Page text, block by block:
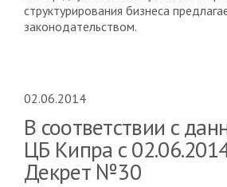
структурирования бизнеса
законодательством.
02.06.2014
В соответствии с
ЦБ Кипра с
Декрет №30